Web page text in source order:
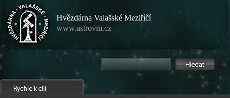
Hvězdárna Valašské Meziříčí
www.astrovm.cz